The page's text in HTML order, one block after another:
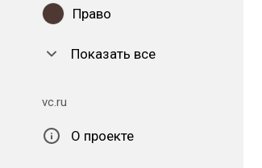
Право
Показать все
vc.ru
О проекте